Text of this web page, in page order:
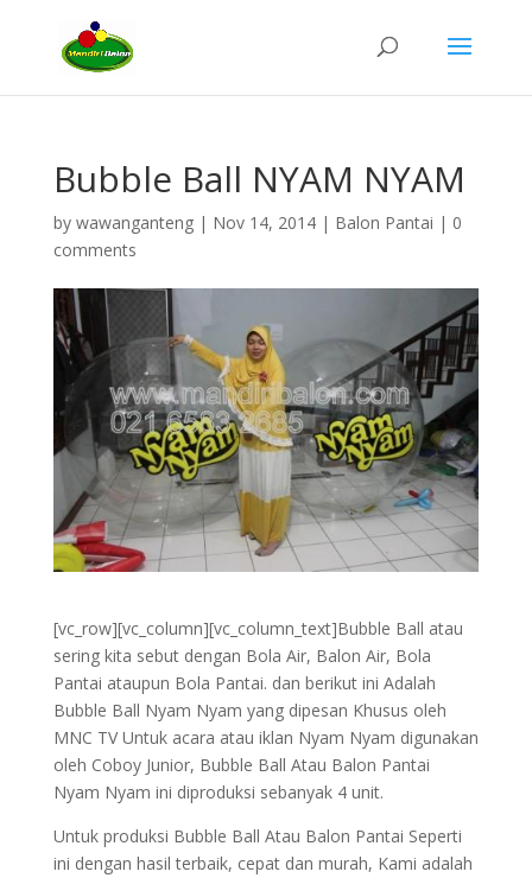
Bubble Ball NYAM NYAM
by wawanganteng| Nov 14, 2014| Balon Pantai | 0
comments
[vc_row][vc_column][vc_column_text]Bubble Ball atau
sering kita sebut dengan Bola Air, Balon Air, Bola
Pantai ataupun Bola Pantai. dan berikut ini Adalah
Bubble Ball Nyam Nyam yang dipesan Khusus oleh
MNC TV Untuk acara atau iklan Nyam Nyam digunakan
oleh Coboy Junior, Bubble Ball Atau Balon Pantai
Nyam Nyam ini diproduksi sebanyak 4 unit.
Untuk produksi Bubble Ball Atau Balon Pantai Seperti
ini dengan hasil terbaik, cepat dan murah, Kami adalah